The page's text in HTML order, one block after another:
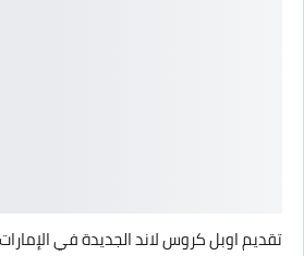
تقديم اوبل كروس لاند الجديدة في